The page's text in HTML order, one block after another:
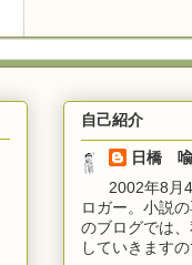
自己紹介
日橋
2002年8月
ロガー。小説
のブログでは
していきます